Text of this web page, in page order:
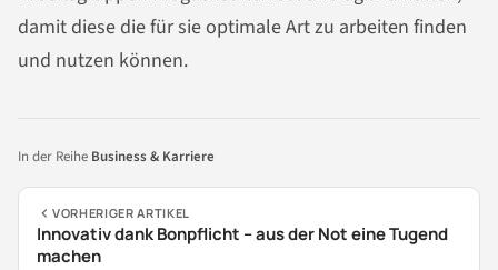
damit diese die für sie optimale Art zu arbeiten finden
und nutzen können.
In der Reihe Business & Karriere
VORHERIGER ARTIKEL
Innovativ dank Bonpflicht – aus der Not eine Tugend
machen